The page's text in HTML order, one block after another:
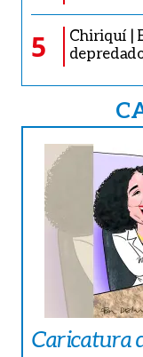
5
Chiriquí |
Caricatura